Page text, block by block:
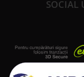
SOCIAL